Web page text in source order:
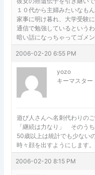
１０代から主婦みたいなもん
家事に明け暮れ、大学受験
通信で勉強しているというわ
暗い話になっちゃってゴメ
2006-02-20 6:55 PM
yozo
キーマスター
遊び人さんへ名刺代わりのご
「継続は力なり」 そのう
50歳以上は統計でも少ない
時々顔を出すようにします。
2006-02-20 8:15 PM